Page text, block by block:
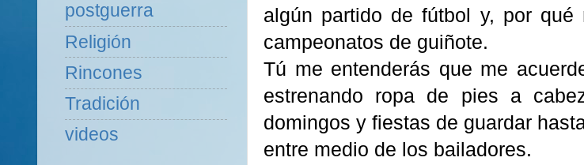
algún partido de fútbol y, por
campeonatos de guiñote.
Tú me entenderás que me
estrenando ropa de pies a
domingos y fiestas de guardar
entre medio de los bailadores.
postguerra
Religión
Rincones
Tradición
videos